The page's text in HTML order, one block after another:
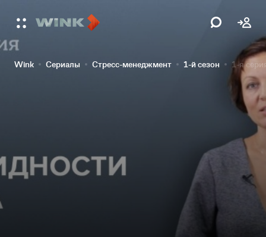
Wink Сериалы Стресс-менеджмент 1-й сезон 1-я